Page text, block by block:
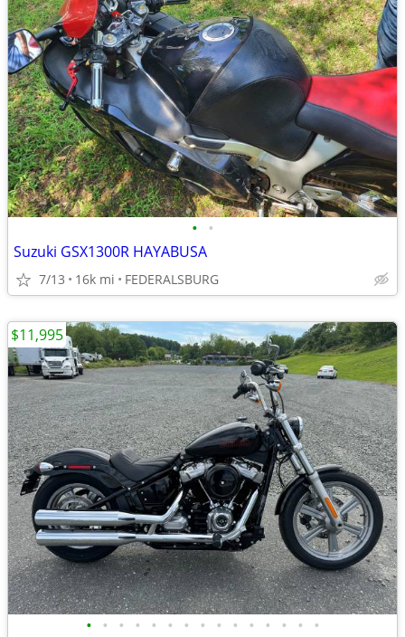
• •
Suzuki GSX1300R HAYABUSA
7/13 16k mi FEDERALSBURG
• • • • • • • • • • • • • • •
$11,995